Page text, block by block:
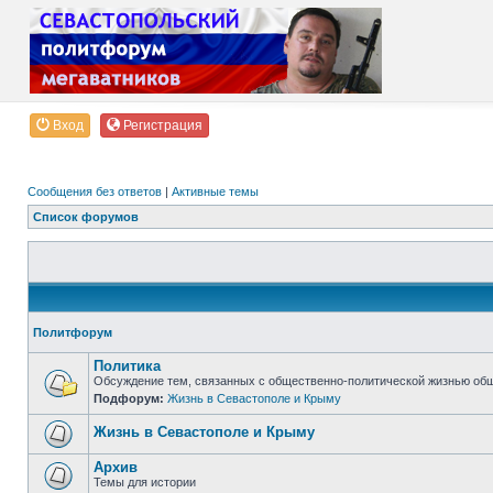
Вход Регистрация
Сообщения без ответов | Активные темы
Список форумов
Политфорум
Политика
Обсуждение тем, связанных с общественно-политической жизнью
Подфорум: Жизнь в Севастополе и Крыму
Жизнь в Севастополе и Крыму
Архив
Темы для истории